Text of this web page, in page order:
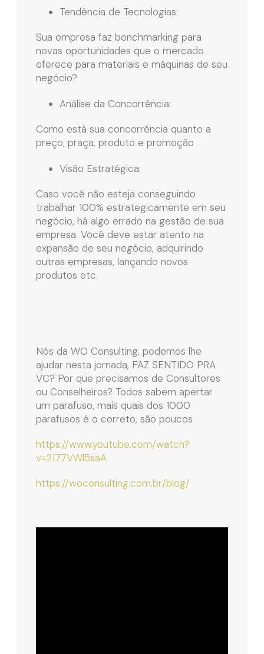
Tendência de Tecnologias:
Sua empresa faz benchmarking para
novas oportunidades que o mercado
oferece para materiais e máquinas de seu
negócio?
Análise da Concorrência:
Como está sua concorrência quanto a
preço, praça, produto e promoção
Visão Estratégica:
Caso você não esteja conseguindo
trabalhar 100% estrategicamente em seu
negócio, há algo errado na gestão de sua
empresa. Você deve estar atento na
expansão de seu negócio, adquirindo
outras empresas, lançando novos
produtos etc.
Nós da WO Consulting, podemos lhe
ajudar nesta jornada, FAZ SENTIDO PRA
VC? Por que precisamos de Consultores
ou Conselheiros? Todos sabem apertar
um parafuso, mais quais dos 1000
parafusos é o correto, são poucos
https://www.youtube.com/watch?
v=2I77VWl5saA
https://woconsulting.com.br/blog/